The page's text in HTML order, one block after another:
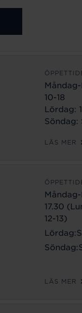
10-18
Lördag:
Söndag:
LÄS MER
17.30
12-13)
LÄS MER